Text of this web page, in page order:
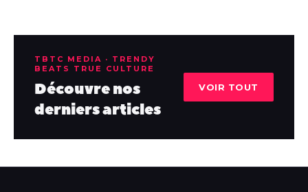
TBTC MEDIA · TRENDY
BEATS TRUE CULTURE
Découvre nos
derniers articles
VOIR TOUT